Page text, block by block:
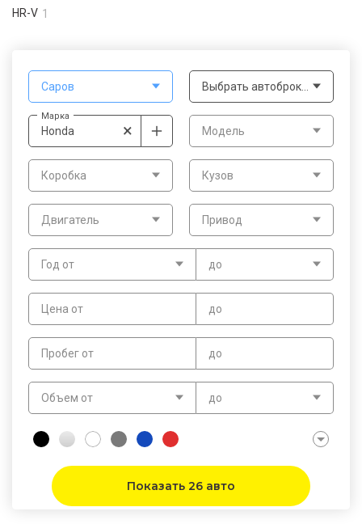
Саров
Марка
×
Honda Модель
Год от до
Цена от до
Коробка
Пробег от до
Объем от до
Кузов
Двигатель Привод
Показать 26 авто
HR-V 1